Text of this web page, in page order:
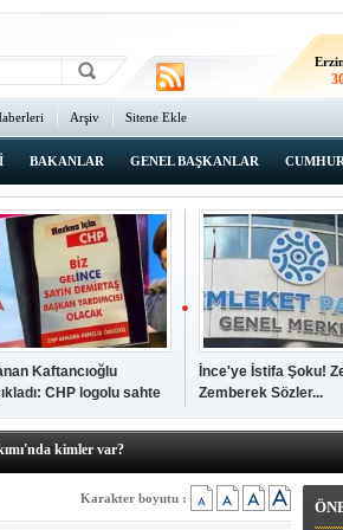
Arşiv Sitene Ekle
BAKANLAR GENEL BAŞKANLAR
Kaftancıoğlu
CHP logolu sahte
AKP'liler
İnce'ye İstifa Şoku!
Zemberek Sözler...
Abdurrahman Tutdere ve Ahmet
kimler var?
kullandı
Karakter boyutu :